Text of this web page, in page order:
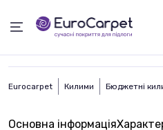
Eurocarpet Килими Бюджетні
Основна інформація
ЗВОРОТНІЙ